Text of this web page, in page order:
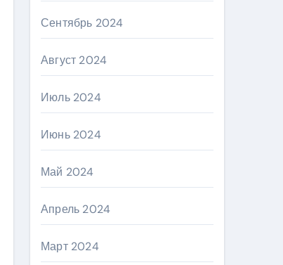
Сентябрь 2024
Август 2024
Июль 2024
Июнь 2024
Май 2024
Апрель 2024
Март 2024